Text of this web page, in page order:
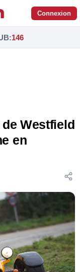
Connexion
:146
Westfield
en